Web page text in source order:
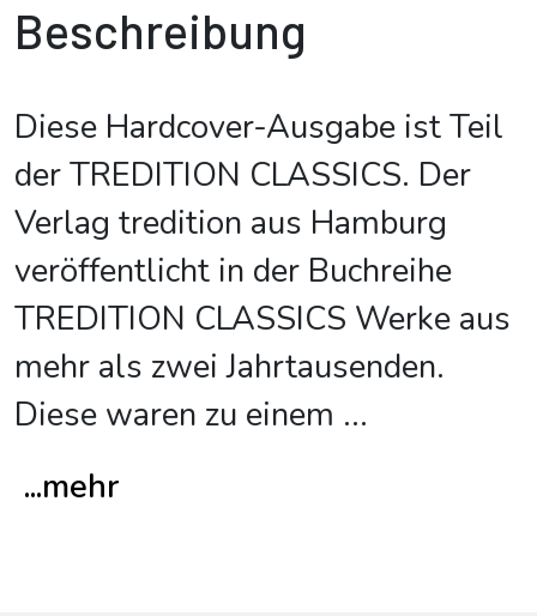
Beschreibung
Diese Hardcover-Ausgabe ist Teil
der TREDITION CLASSICS. Der
Verlag tredition aus Hamburg
veröffentlicht in der Buchreihe
TREDITION CLASSICS Werke aus
mehr als zwei Jahrtausenden.
Diese waren zu einem ...
...mehr